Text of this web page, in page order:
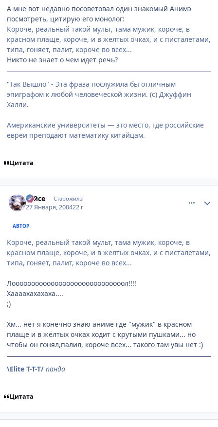
А мне вот недавно посоветовал один знакомый Анимэ
посмотреть, цитирую его монолог:
Короче, реальный такой мульт, тама мужик, короче, в
красном плаще, короче, и в желтых очках, и с писталетами,
типа, гоняет, палит, короче во всех...
Никто не знает о чем идет речь?
"Так Вышло" - Эта фраза послужила бы отличным
эпиграфом к любой человеческой жизни. (с) Джуффин
Халли.
Американские университеты — это место, где российские
евреи преподают математику китайцам.
Цитата
Тайсе Старожилы
27 Января, 200422 г
АВТОР
Короче, реальный такой мульт, тама мужик, короче, в
красном плаще, короче, и в желтых очках, и с писталетами,
типа, гоняет, палит, короче во всех...
Лооооооооооооооооооооооооооооол!!!!
Хаааахахахаха....
;)
Хм... нет я конечно знаю аниме где "мужик" в красном
плаще и в жёлтых очках ходит с крутыми пушками... но
чтобы он гонял,палил, короче всех... такого там увы нет :)
\Elite T-T-T/ панда
Цитата